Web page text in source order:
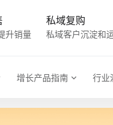
升销量
私域复购
私域客户沉淀和
增长产品指南 行业